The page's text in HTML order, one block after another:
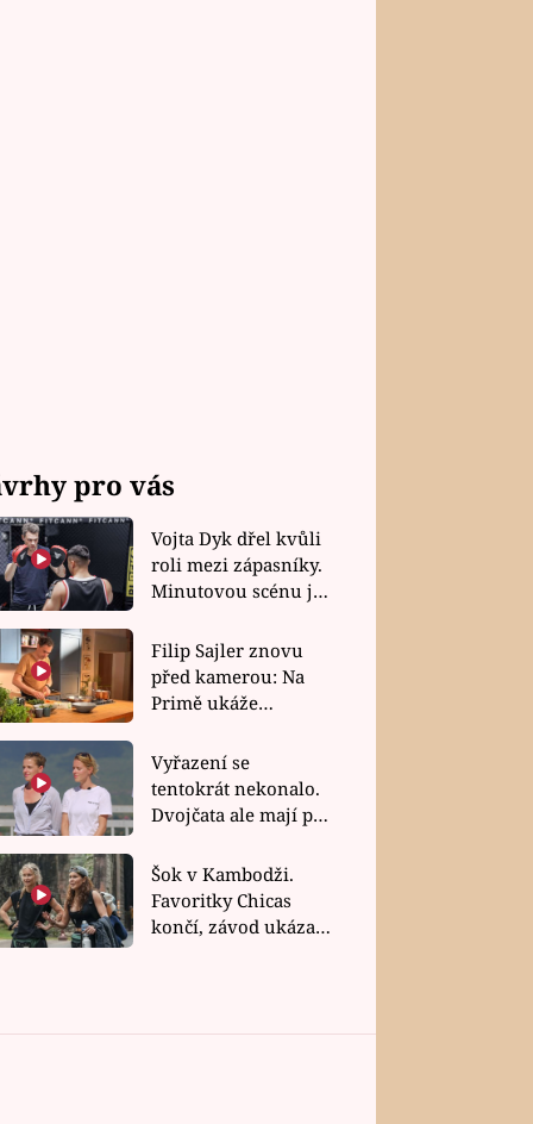
pro vás
Vojta Dyk dřel kvůli
roli mezi zápasníky.
Minutovou scénu jel
Filip Sajler znovu
před kamerou: Na
Primě ukáže
rychlé recepty
Vyřazení se
tentokrát nekonalo.
Dvojčata ale mají po
závodu nůž na krku
Šok v Kambodži.
Favoritky Chicas
končí, závod ukázal